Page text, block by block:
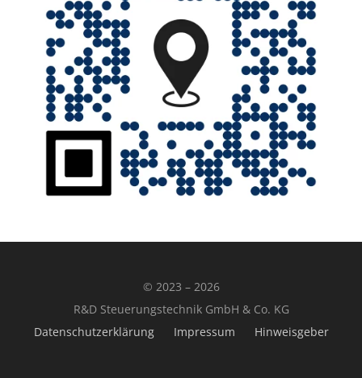
© 2023 – 2026
R&D Steuerungstechnik GmbH & Co. KG
Datenschutzerklärung
Impressum Hinweisgeber